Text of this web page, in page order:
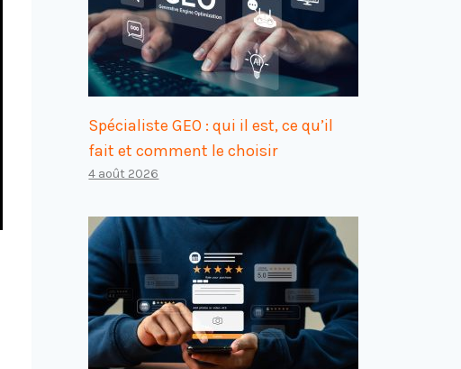
Spécialiste GEO : qui il est, ce qu’il
fait et comment le choisir
4 août 2026